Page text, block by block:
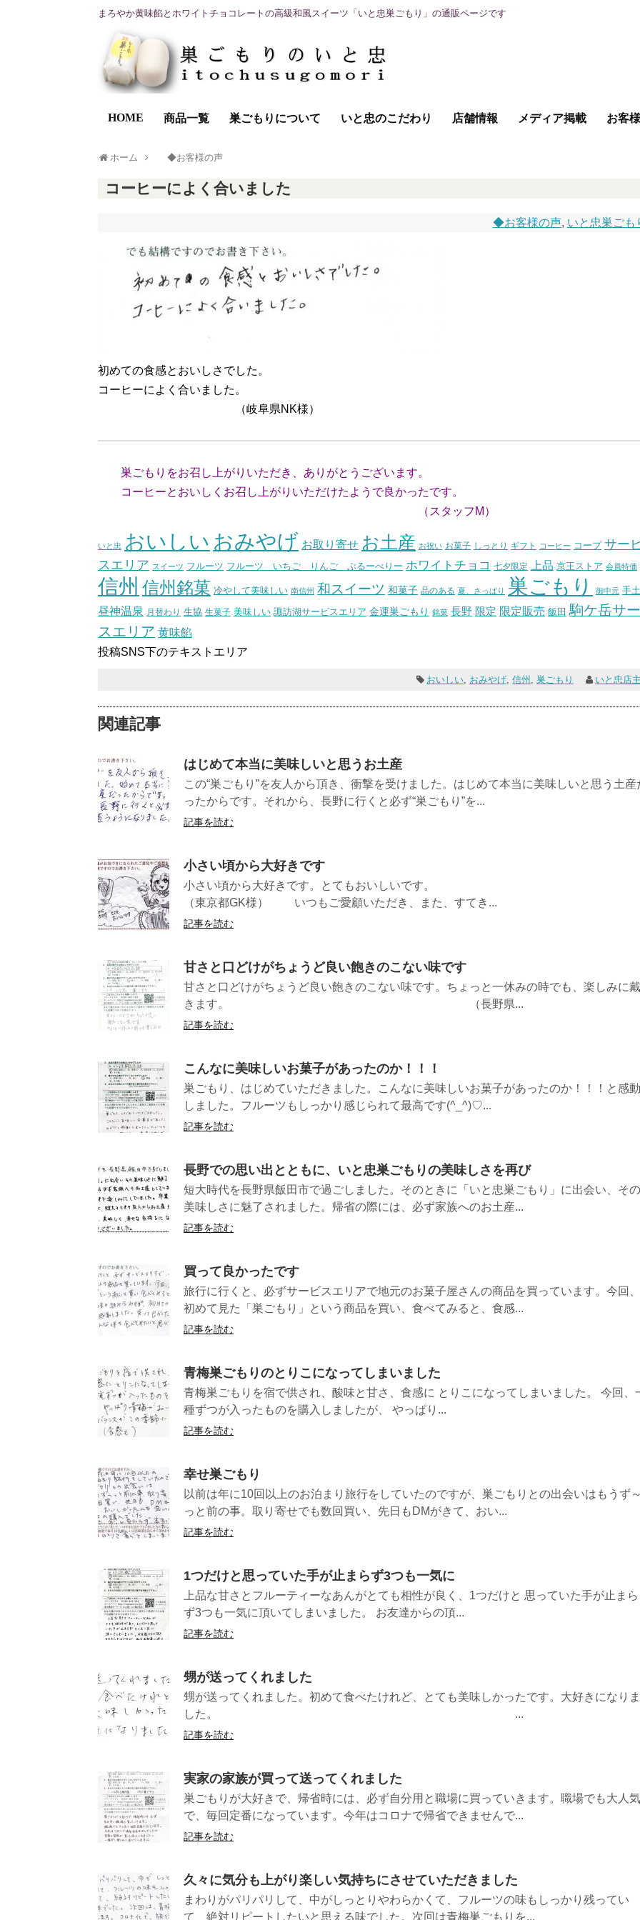
まろやか黄味餡とホワイトチョコレートの高級和風スイーツ「いと忠巣ごもり」の通販ページです
HOME 商品一覧 巣ごもりについて いと忠のこだわり 店舗情報 メディア掲載 お客
ホーム ◆お客様の声
コーヒーによく合いました
◆お客様の声, いと忠巣ごも
初めての食感とおいしさでした。
コーヒーによく合いました。
（岐阜県NK様）
巣ごもりをお召し上がりいただき、ありがとうございます。
コーヒーとおいしくお召し上がりいただけたようで良かったです。
（スタッフM）
いと忠 おいしい おみやげ お取り寄せ お土産 お祝い お菓子 しっとり ギフト コーヒー コープ サー
スエリア スイーツ フルーツ フルーツ いちご りんご ぶるーべりー ホワイトチョコ 七夕限定 上品 京王ストア 会員特価
信州 信州銘菓 冷やして美味しい 南信州 和スイーツ 和菓子 品のある 夏、さっぱり 巣ごもり 御中元 手
昼神温泉 月替わり 生協 生菓子 美味しい 諏訪湖サービスエリア 金運巣ごもり 銘菓 長野 限定 限定販売 飯田 駒ケ岳サ
スエリア 黄味餡
投稿SNS下のテキストエリア
おいしい, おみやげ,信州 ,巣ごもり いと忠店主
関連記事
はじめて本当に美味しいと思うお土産
この“巣ごもり”を友人から頂き、衝撃を受けました。はじめて本当に美味しいと思う土産
ったからです。それから、長野に行くと必ず“巣ごもり”を...
記事を読む
小さい頃から大好きです
小さい頃から大好きです。とてもおいしいです。
（東京都GK様） いつもご愛顧いただき、また、すてき...
記事を読む
甘さと口どけがちょうど良い飽きのこない味です
甘さと口どけがちょうど良い飽きのこない味です。ちょっと一休みの時でも、楽しみに戴
きます。 （長野県...
記事を読む
こんなに美味しいお菓子があったのか！！！
巣ごもり、はじめていただきました。こんなに美味しいお菓子があったのか！！！と感動
しました。フルーツもしっかり感じられて最高です(^_^)♡...
記事を読む
長野での思い出とともに、いと忠巣ごもりの美味しさを再び
短大時代を長野県飯田市で過ごしました。そのときに「いと忠巣ごもり」に出会い、その
美味しさに魅了されました。帰省の際には、必ず家族へのお土産...
記事を読む
買って良かったです
旅行に行くと、必ずサービスエリアで地元のお菓子屋さんの商品を買っています。今回、
初めて見た「巣ごもり」という商品を買い、食べてみると、食感...
記事を読む
青梅巣ごもりのとりこになってしまいました
青梅巣ごもりを宿で供され、酸味と甘さ、食感に とりこになってしまいました。 今回、
種ずつが入ったものを購入しましたが、 やっぱり...
記事を読む
幸せ巣ごもり
以前は年に10回以上のお泊まり旅行をしていたのですが、巣ごもりとの出会いはもうず～
っと前の事。取り寄せでも数回買い、先日もDMがきて、おい...
記事を読む
1つだけと思っていた手が止まらず3つも一気に
上品な甘さとフルーティーなあんがとても相性が良く、1つだけと 思っていた手が止まら
ず3つも一気に頂いてしまいました。 お友達からの頂...
記事を読む
甥が送ってくれました
甥が送ってくれました。初めて食べたけれど、とても美味しかったです。大好きになりま
した。 ...
記事を読む
実家の家族が買って送ってくれました
巣ごもりが大好きで、帰省時には、必ず自分用と職場に買っていきます。職場でも大人気
で、毎回定番になっています。今年はコロナで帰省できませんで...
記事を読む
久々に気分も上がり楽しい気持ちにさせていただきました
まわりがパリパリして、中がしっとりやわらかくて、フルーツの味もしっかり残ってい
て、絶対リピートしたいと思える味でした。次回は青梅巣ごもりを...